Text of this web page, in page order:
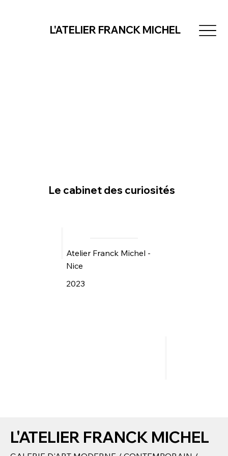
L'ATELIER FRANCK MICHEL
Le cabinet des curiosités
Atelier Franck Michel -
Nice
2023
L'ATELIER FRANCK MICHEL